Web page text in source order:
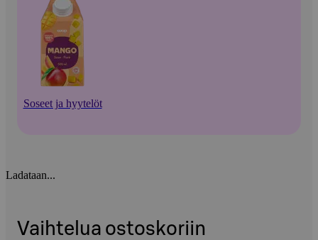
Soseet ja hyytelöt
Ladataan...
Vaihtelua ostoskoriin